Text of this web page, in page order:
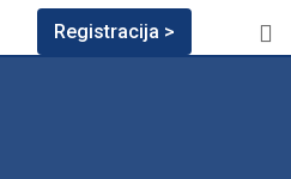
Registracija >